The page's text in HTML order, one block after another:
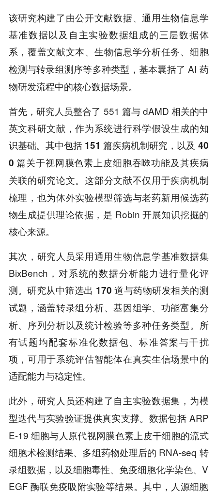
该研究构建了由公开文献数据、通用生物信息学
基准数据以及自主实验数据组成的三层数据体
系， 覆盖文献文本、生物信息学分析任务、细胞
检测与转录组测序等多种类型， 基本囊括了 AI 药
物研发流程中的核心数据场景。
首先，研究人员整合了 551 篇与 dAMD 相关的中
英文科研文献，作为系统进行科学假设生成的知
识基础。 其中包括 151 篇疾病机制研究，以及 40
0 篇关于视网膜色素上皮细胞吞噬功能及其疾病
关联的研究论文。这部分文献不仅用于疾病机制
梳理，也为体外实验模型筛选与老药新用候选药
物生成提供理论依据，是 Robin 开展知识挖掘的
核心来源。
其次，研究人员采用通用生物信息学基准数据集
BixBench，对系统的数据分析能力进行量化评
测。研究从中筛选出 170 道与药物研发相关的测
试题， 涵盖转录组分析、基因组学、功能富集分
析、序列分析以及统计检验等多种任务类型。所
有试题均配套标准化数据包、标准答案与干扰
项，可用于系统评估智能体在真实生信场景中的
适配能力与稳定性。
此外， 研究人员还构建了自主实验数据集，为模
型迭代与实验验证提供真实支撑。 数据包括 ARP
E-19 细胞与人原代视网膜色素上皮干细胞的流式
细胞术检测结果、多组药物处理后的 RNA-seq 转
录组数据，以及细胞毒性、免疫细胞化学染色、V
EGF 酶联免疫吸附实验等结果。其中，人源细胞